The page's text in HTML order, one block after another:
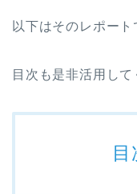
以下はそのレポート
目次も是非活用して
目